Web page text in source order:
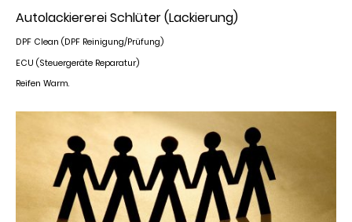
Autolackiererei Schlüter (Lackierung)
DPF Clean (DPF Reinigung/Prüfung)
ECU (Steuergeräte Reparatur)
Reifen Warm.